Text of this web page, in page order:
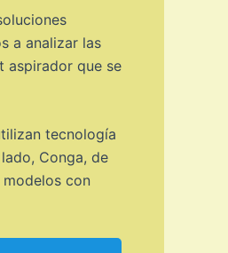
a analizar las
aspirador que se
tecnología
Conga, de
con